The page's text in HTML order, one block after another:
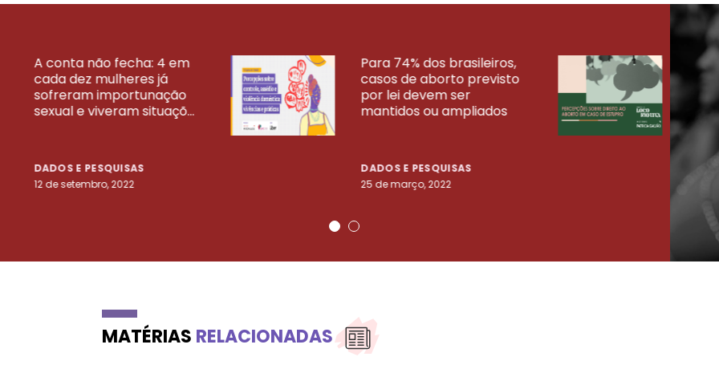
A conta não fecha: 4 em
cada dez mulheres já
sofreram importunação
sexual e viveram situaçõ...
DADOS E PESQUISAS
12 de setembro, 2022
Para 74% dos brasileiros,
casos de aborto previsto
por lei devem ser
mantidos ou ampliados
DADOS E PESQUISAS
25 de março, 2022
23
VEJA MAIS PESQUISAS
MATÉRIAS RELACIONADAS